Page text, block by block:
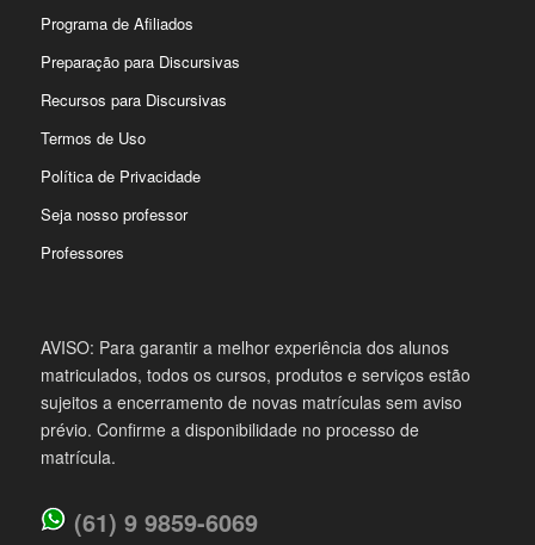
Programa de Afiliados
Preparação para Discursivas
Recursos para Discursivas
Termos de Uso
Política de Privacidade
Seja nosso professor
Professores
AVISO: Para garantir a melhor experiência dos alunos
matriculados, todos os cursos, produtos e serviços estão
sujeitos a encerramento de novas matrículas sem aviso
prévio. Confirme a disponibilidade no processo de
matrícula.
(61) 9 9859-6069